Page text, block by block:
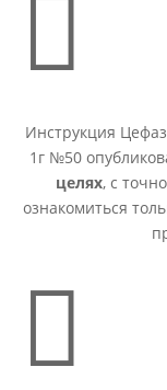

Инструкция
1г №50
целях, с
ознакомиться
